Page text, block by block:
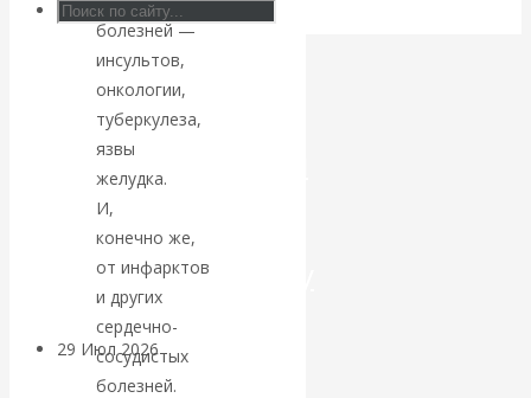
Искусственный
интеллект —
революционный
переход к
посткапитализму
29 Июл 2026Мировая
финансовая олигархия
болезней —
инсультов,
онкологии,
туберкулеза,
язвы
желудка.
И,
конечно же,
от инфарктов
и других
сердечно-
сосудистых
болезней.